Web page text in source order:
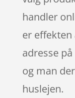
handler
er
adresse
og man
huslejen.